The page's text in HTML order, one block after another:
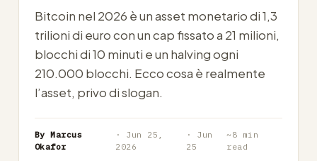
Bitcoin nel 2026 è un asset monetario di 1,3
trilioni di euro con un cap fissato a 21 milioni,
blocchi di 10 minuti e un halving ogni
210.000 blocchi. Ecco cosa è realmente
l’asset, privo di slogan.
By Marcus
Okafor
· Jun 25,
2026
· Jun
25
~8 min
read